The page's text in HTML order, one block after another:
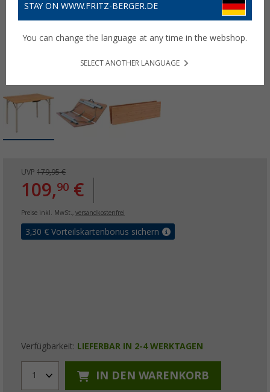
UVP 179,95 €
109,90 €
Preise inkl. MwSt., versandkostenfrei
3,30 € Vorteilskartenbonus sichern
Verfügbarkeit: LIEFERBAR IN 2-4 WERKTAGEN
1 IN DEN WARENKORB
STAY ON WWW.FRITZ-BERGER.DE
You can change the language at any time in the webshop.
SELECT ANOTHER LANGUAGE